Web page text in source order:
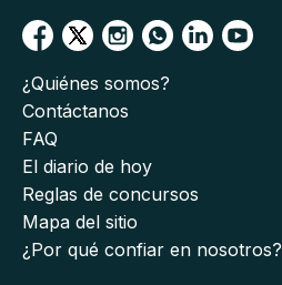
¿Quiénes somos?
Contáctanos
FAQ
El diario de hoy
Reglas de concursos
Mapa del sitio
¿Por qué confiar en nosotros?